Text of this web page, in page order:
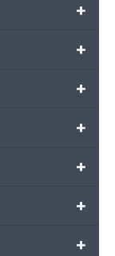
+
+
+
+
+
+
+